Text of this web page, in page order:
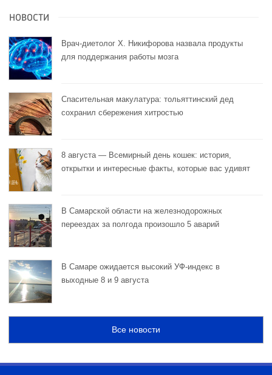
НОВОСТИ
Врач-диетолог Х. Никифорова назвала продукты
для поддержания работы мозга
Спасительная макулатура: тольяттинский дед
сохранил сбережения хитростью
8 августа — Всемирный день кошек: история,
открытки и интересные факты, которые вас удивят
В Самарской области на железнодорожных
переездах за полгода произошло 5 аварий
В Самаре ожидается высокий УФ-индекс в
выходные 8 и 9 августа
Все новости